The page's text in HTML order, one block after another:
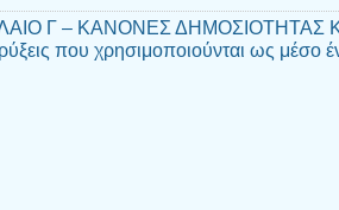
Γ – ΚΑΝΟΝΕΣ ΔΗΜΟΣΙΟΤΗΤΑΣ
που χρησιμοποιούνται ως μέσο